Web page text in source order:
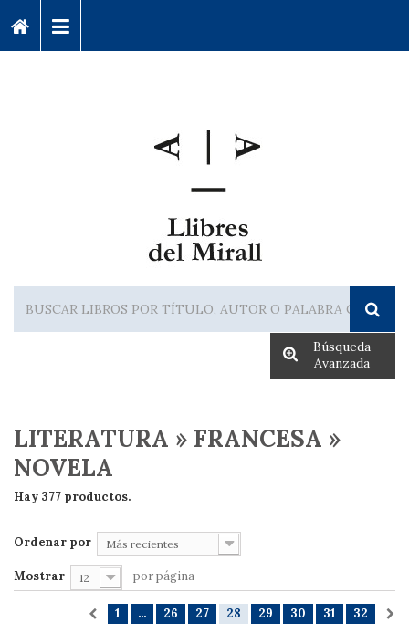
Búsqueda
Avanzada
LITERATURA » FRANCESA »
NOVELA
Hay 377 productos.
Ordenar por Más recientes
Mostrar 12 por página
1 ... 26 27 28 29 30 31 32